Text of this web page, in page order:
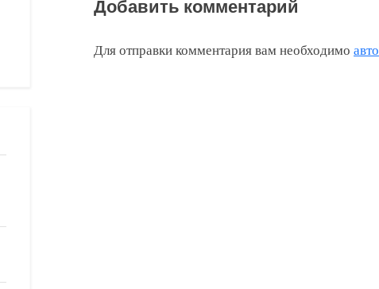
по
записям
е
ы
Добавить комментарий
Для отправки комментария вам необходимо